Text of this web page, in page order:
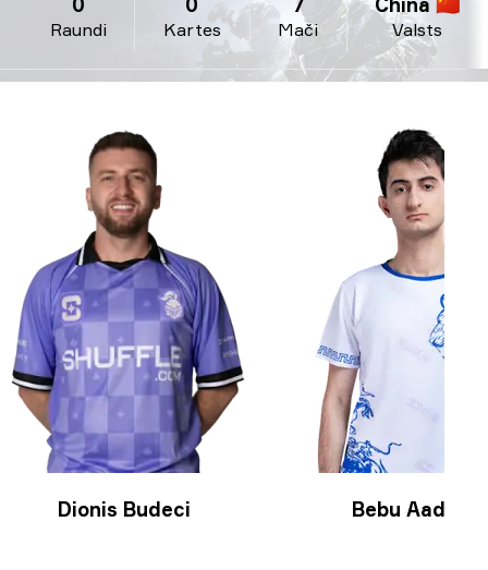
Raundi Kartes Mači Valsts
Dionis Budeci Bebu Aadil